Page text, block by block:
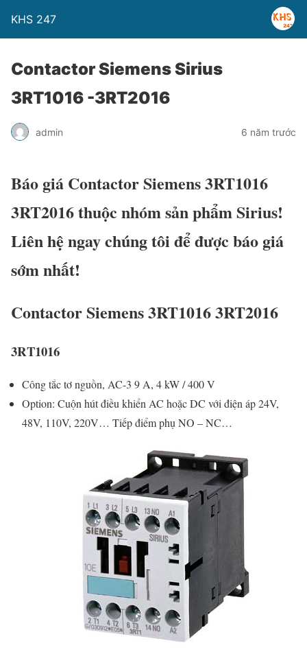
KHS 247
Contactor Siemens Sirius
3RT1016 -3RT2016
admin 6 năm trước
Báo giá Contactor Siemens 3RT1016
3RT2016 thuộc nhóm sản phẩm Sirius!
Liên hệ ngay chúng tôi để được báo giá
sớm nhất!
Contactor Siemens 3RT1016 3RT2016
3RT1016
Công tắc tơ nguồn, AC-3 9 A, 4 kW / 400 V
Option: Cuộn hút điều khiển AC hoặc DC với điện áp 24V,
48V, 110V, 220V… Tiếp điểm phụ NO – NC…